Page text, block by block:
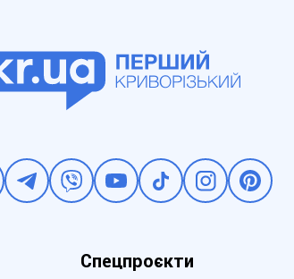
Спецпроєкти